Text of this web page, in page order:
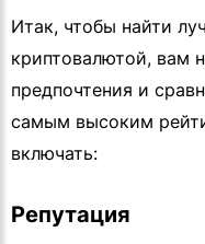
Итак, чтобы найти
криптовалютой, вам
предпочтения и
самым высоким
включать:
Репутация